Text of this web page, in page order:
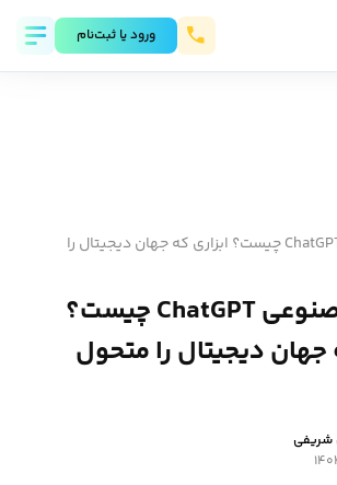
ورود يا ثبت‌نام
هوش مصنوعی ChatGPT چیست؟ ابزاری که جهان دیجیتال را
هوش مصنوعی ChatGPT چیست؟
جهان دیجیتال را متحول
شریفی